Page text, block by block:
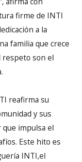
firme de INTI
a la
familia que crece
respeto son el
reafirma su
y sus
impulsa el
Este hito es
INTI,el